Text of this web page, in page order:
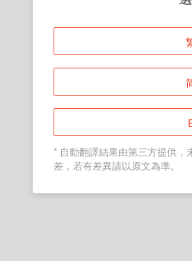
* 自動翻譯結果由第三方提供，
差，若有差異請以原文為準。